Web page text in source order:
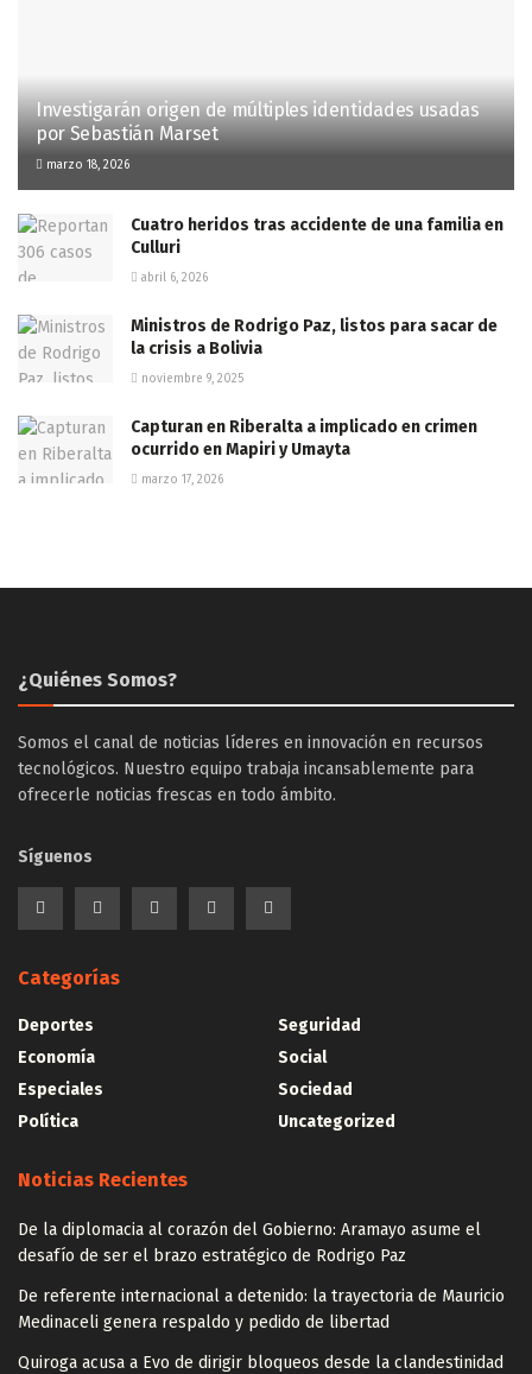
Investigarán origen de múltiples identidades usadas
por Sebastián Marset
marzo 18, 2026
Cuatro heridos tras accidente de una familia en
Culluri
abril 6, 2026
Ministros de Rodrigo Paz, listos para sacar de
la crisis a Bolivia
noviembre 9, 2025
Capturan en Riberalta a implicado en crimen
ocurrido en Mapiri y Umayta
marzo 17, 2026
¿Quiénes Somos?
Somos el canal de noticias líderes en innovación en recursos
tecnológicos. Nuestro equipo trabaja incansablemente para
ofrecerle noticias frescas en todo ámbito.
Síguenos
Categorías
Deportes
Economía
Especiales
Política
Seguridad
Social
Sociedad
Uncategorized
Noticias Recientes
De la diplomacia al corazón del Gobierno: Aramayo asume el
desafío de ser el brazo estratégico de Rodrigo Paz
De referente internacional a detenido: la trayectoria de Mauricio
Medinaceli genera respaldo y pedido de libertad
Quiroga acusa a Evo de dirigir bloqueos desde la clandestinidad